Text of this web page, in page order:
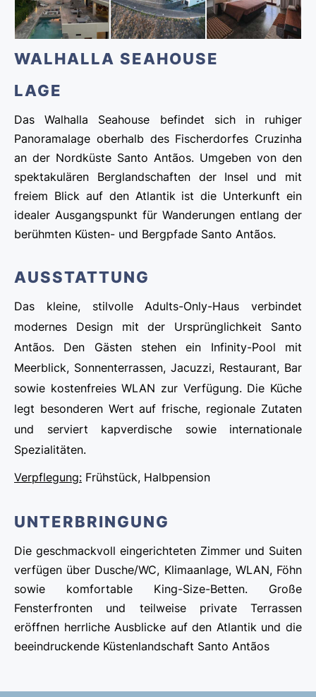
WALHALLA SEAHOUSE
LAGE
Das Walhalla Seahouse befindet sich in ruhiger
Panoramalage oberhalb des Fischerdorfes Cruzinha
an der Nordküste Santo Antãos. Umgeben von den
spektakulären Berglandschaften der Insel und mit
freiem Blick auf den Atlantik ist die Unterkunft ein
idealer Ausgangspunkt für Wanderungen entlang der
berühmten Küsten- und Bergpfade Santo Antãos.
AUSSTATTUNG
Das kleine, stilvolle Adults-Only-Haus verbindet
modernes Design mit der Ursprünglichkeit Santo
Antãos. Den Gästen stehen ein Infinity-Pool mit
Meerblick, Sonnenterrassen, Jacuzzi, Restaurant, Bar
sowie kostenfreies WLAN zur Verfügung. Die Küche
legt besonderen Wert auf frische, regionale Zutaten
und serviert kapverdische sowie internationale
Spezialitäten.
Verpflegung: Frühstück, Halbpension
UNTERBRINGUNG
Die geschmackvoll eingerichteten Zimmer und Suiten
verfügen über Dusche/WC, Klimaanlage, WLAN, Föhn
sowie komfortable King-Size-Betten. Große
Fensterfronten und teilweise private Terrassen
eröffnen herrliche Ausblicke auf den Atlantik und die
beeindruckende Küstenlandschaft Santo Antãos